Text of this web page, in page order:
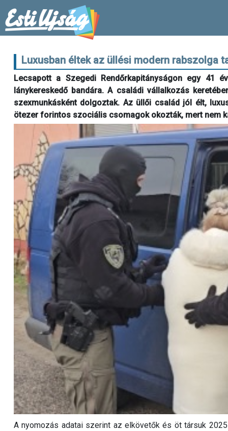
Luxusban éltek az üllési modern rabszolga
Lecsapott a Szegedi Rendőrkapitányságon egy 41
lánykereskedő bandára. A családi vállalkozás
szexmunkásként dolgoztak. Az üllői család jól élt,
ötezer forintos szociális csomagok okozták, mert nem
A nyomozás adatai szerint az elkövetők és öt társuk